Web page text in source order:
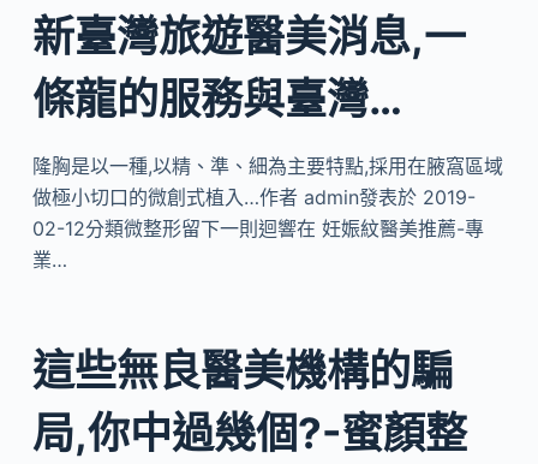
新臺灣旅遊醫美消息,一
條龍的服務與臺灣…
隆胸是以一種,以精、準、細為主要特點,採用在腋窩區域
做極小切口的微創式植入…作者 admin發表於 2019-
02-12分類微整形留下一則迴響在 妊娠紋醫美推薦-專
業…
這些無良醫美機構的騙
局,你中過幾個?-蜜顏整